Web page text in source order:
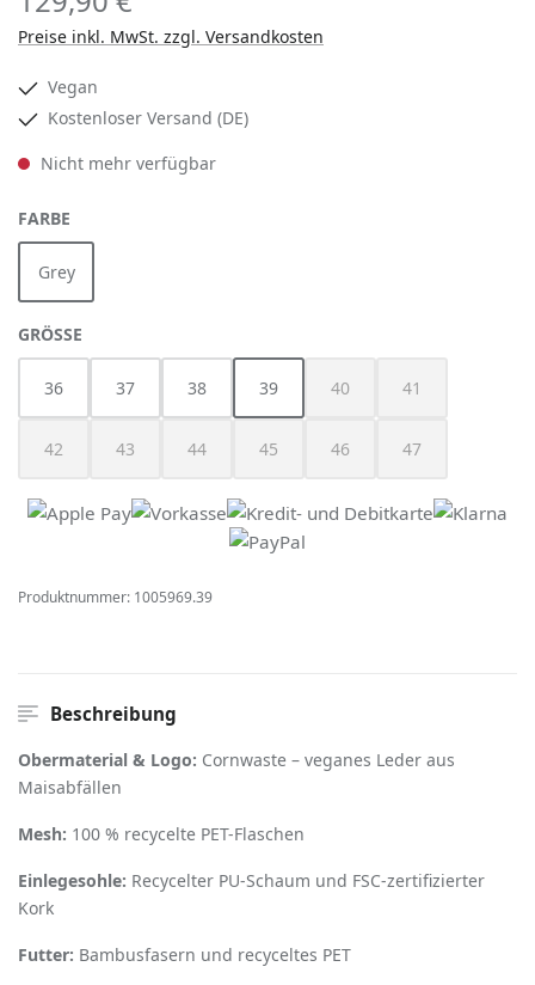
Preise inkl. MwSt. zzgl. Versandkosten
Vegan
Kostenloser Versand (DE)
Nicht mehr verfügbar
FARBE
Grey
(Diese Option ist zurzeit nicht verfügbar.)
GRÖSSE
36 37 38 39
(Diese Option ist zurzeit nicht
40
(Diese Option ist zurzeit
41
(Diese Option ist
42
(Diese Option ist zurzeit nicht verfügbar.)
43
(Diese Option ist zurzeit nicht verfügbar.)
44
(Diese Option ist zurzeit nicht verfügbar.)
45
(Diese Option ist zurzeit nicht
46
(Diese Option ist zurzeit
47
(Diese Option ist
Produktnummer: 1005969.39
Beschreibung
Obermaterial & Logo: Cornwaste – veganes Leder aus
Maisabfällen
Mesh: 100 % recycelte PET-Flaschen
Einlegesohle: Recycelter PU-Schaum und FSC-zertifizierter
Kork
Futter: Bambusfasern und recyceltes PET